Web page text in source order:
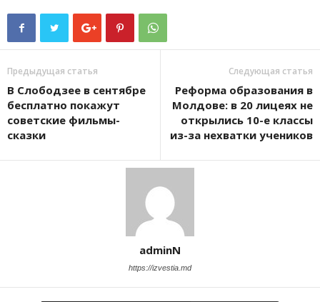
Предыдущая статья
В Слободзее в сентябре
бесплатно покажут
советские фильмы-
сказки
Следующая статья
Реформа образования в
Молдове: в 20 лицеях не
открылись 10-е классы
из-за нехватки учеников
adminN
https://izvestia.md